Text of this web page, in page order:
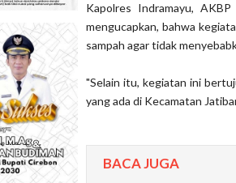
Kapolres Indramayu,
mengucapkan, bahwa
sampah agar tidak
"Selain itu, kegiatan ini
yang ada di Kecamatan
BACA JUGA